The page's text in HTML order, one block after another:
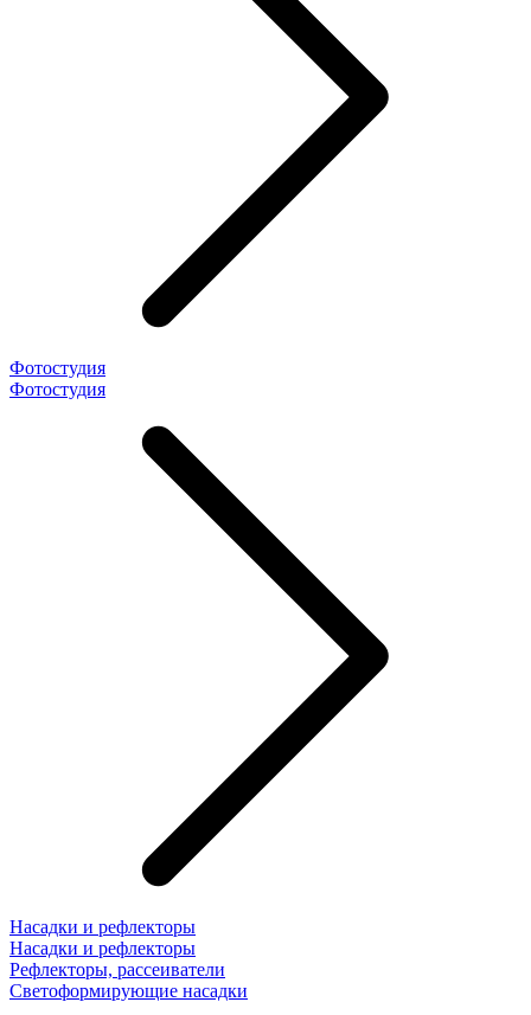
Фотостудия
Фотостудия
Насадки и рефлекторы
Насадки и рефлекторы
Рефлекторы, рассеиватели
Светоформирующие насадки